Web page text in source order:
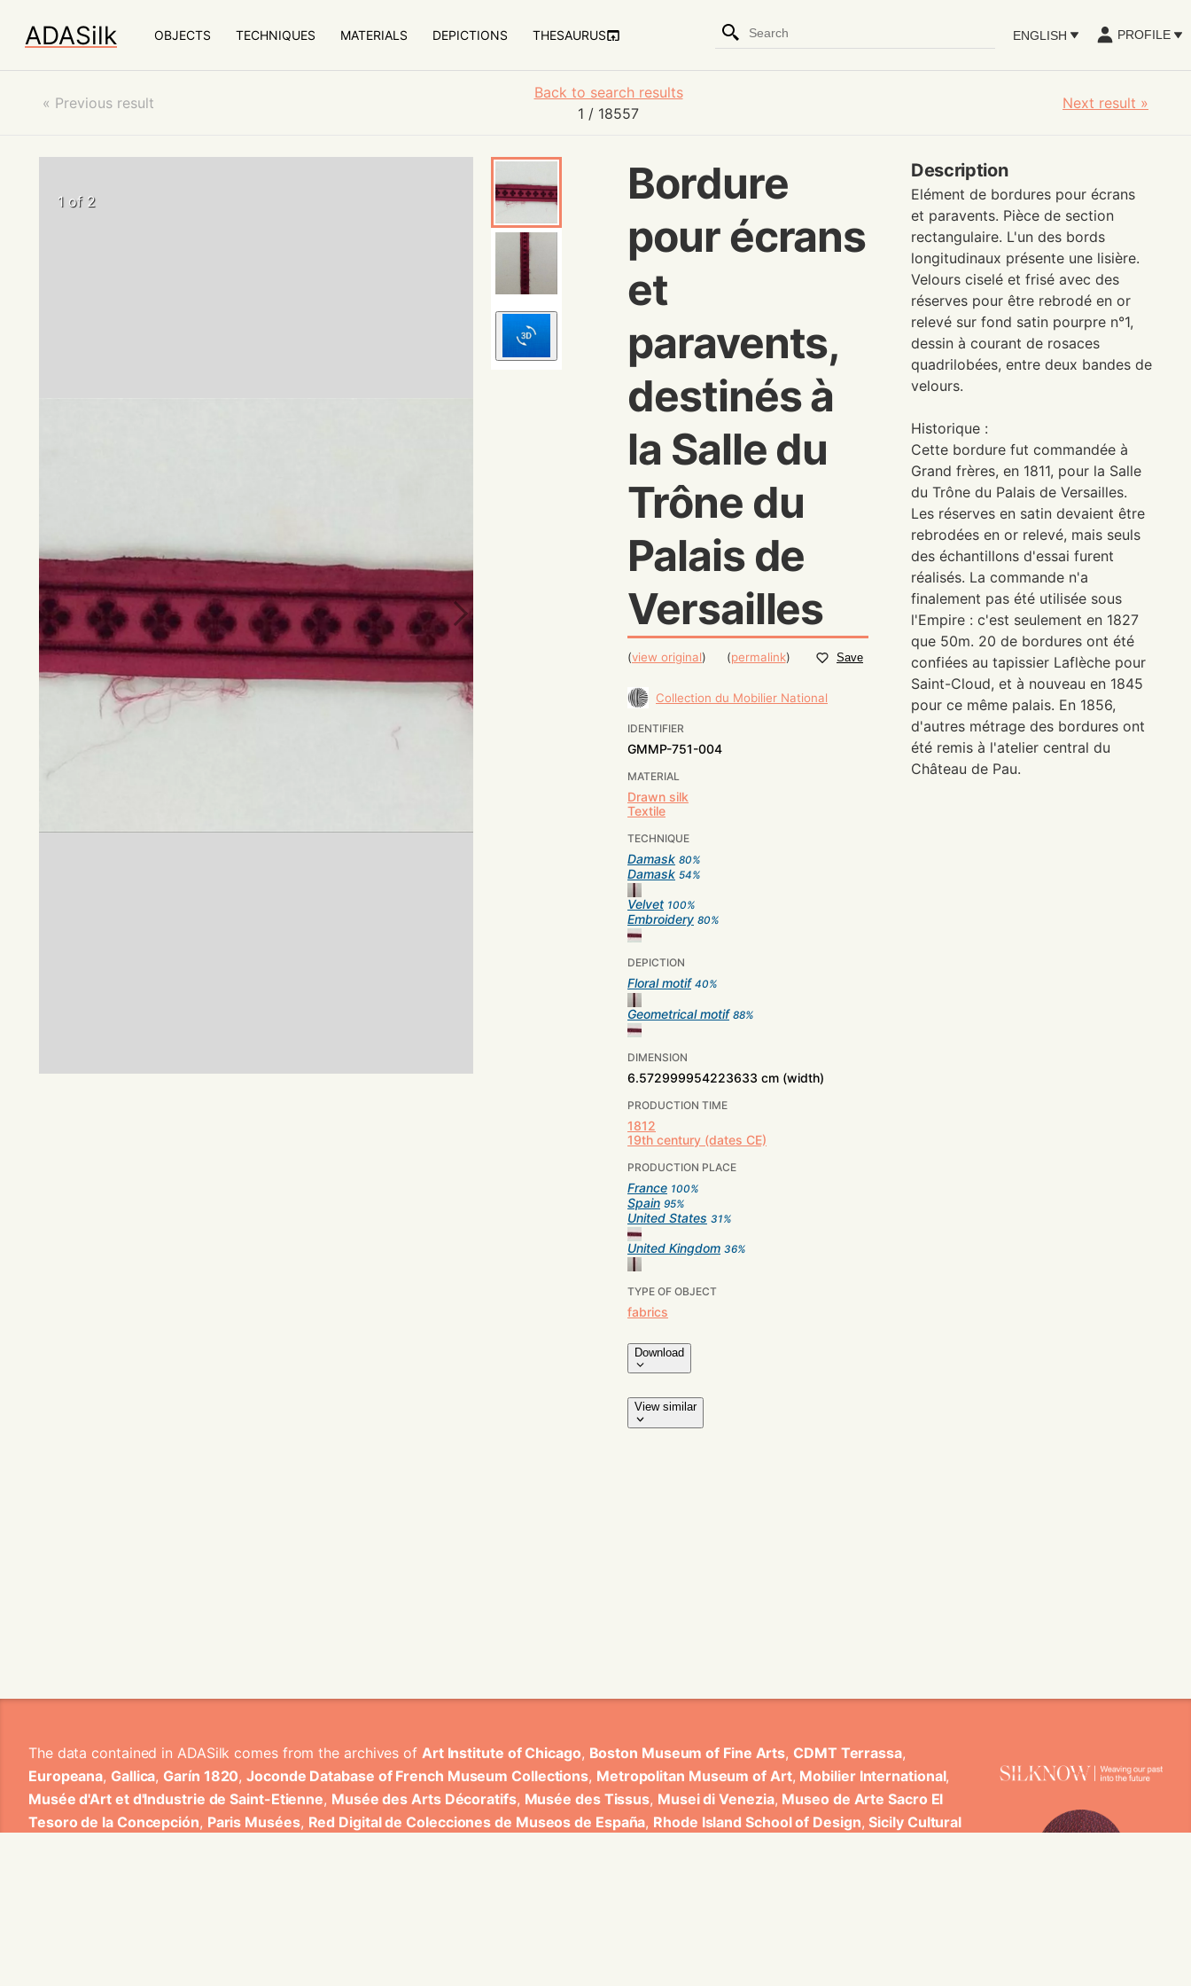
ADASilk OBJECTS TECHNIQUES MATERIALS DEPICTIONS THESAURUS ENGLISH PROFILE
« Previous result
Back to search results
1 / 18557
Next result »
1 of 2
Bordure
pour écrans
et
paravents,
destinés à
la Salle du
Trône du
Palais de
Versailles
(view original) (permalink) Save
Collection du Mobilier National
IDENTIFIER
GMMP-751-004
MATERIAL
Drawn silk
Textile
TECHNIQUE
Damask 80%
Damask 54%
Velvet 100%
Embroidery 80%
DEPICTION
Floral motif 40%
Geometrical motif 88%
DIMENSION
6.572999954223633 cm (width)
PRODUCTION TIME
1812
19th century (dates CE)
PRODUCTION PLACE
France 100%
Spain 95%
United States 31%
United Kingdom 36%
TYPE OF OBJECT
fabrics
Download
View similar
Description
Elément de bordures pour écrans
et paravents. Pièce de section
rectangulaire. L'un des bords
longitudinaux présente une lisière.
Velours ciselé et frisé avec des
réserves pour être rebrodé en or
relevé sur fond satin pourpre n°1,
dessin à courant de rosaces
quadrilobées, entre deux bandes de
velours.
Historique :
Cette bordure fut commandée à
Grand frères, en 1811, pour la Salle
du Trône du Palais de Versailles.
Les réserves en satin devaient être
rebrodées en or relevé, mais seuls
des échantillons d'essai furent
réalisés. La commande n'a
finalement pas été utilisée sous
l'Empire : c'est seulement en 1827
que 50m. 20 de bordures ont été
confiées au tapissier Laflèche pour
Saint-Cloud, et à nouveau en 1845
pour ce même palais. En 1856,
d'autres métrage des bordures ont
été remis à l'atelier central du
Château de Pau.
The data contained in ADASilk comes from the archives of Art Institute of Chicago, Boston Museum of Fine Arts, CDMT Terrassa,
Europeana, Gallica, Garín 1820,Joconde Database of French Museum Collections, Metropolitan Museum of Art, Mobilier International,
Musée d'Art et d'Industrie de Saint-Etienne, Musée des Arts Décoratifs, Musée des Tissus, Musei di Venezia, Museo de Arte Sacro El
Tesoro de la Concepción, Paris Musées, Red Digital de Colecciones de Museos de España, Rhode Island School of Design,Sicily Cultural